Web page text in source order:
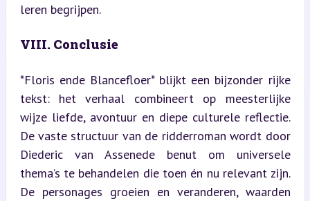
leren begrijpen.
VIII. Conclusie
*Floris ende Blancefloer* blijkt een bijzonder rijke
tekst: het verhaal combineert op meesterlijke
wijze liefde, avontuur en diepe culturele reflectie.
De vaste structuur van de ridderroman wordt door
Diederic van Assenede benut om universele
thema’s te behandelen die toen én nu relevant zijn.
De personages groeien en veranderen, waarden